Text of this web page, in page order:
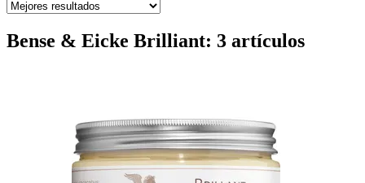
Bense & Eicke Brilliant: 3 artículos